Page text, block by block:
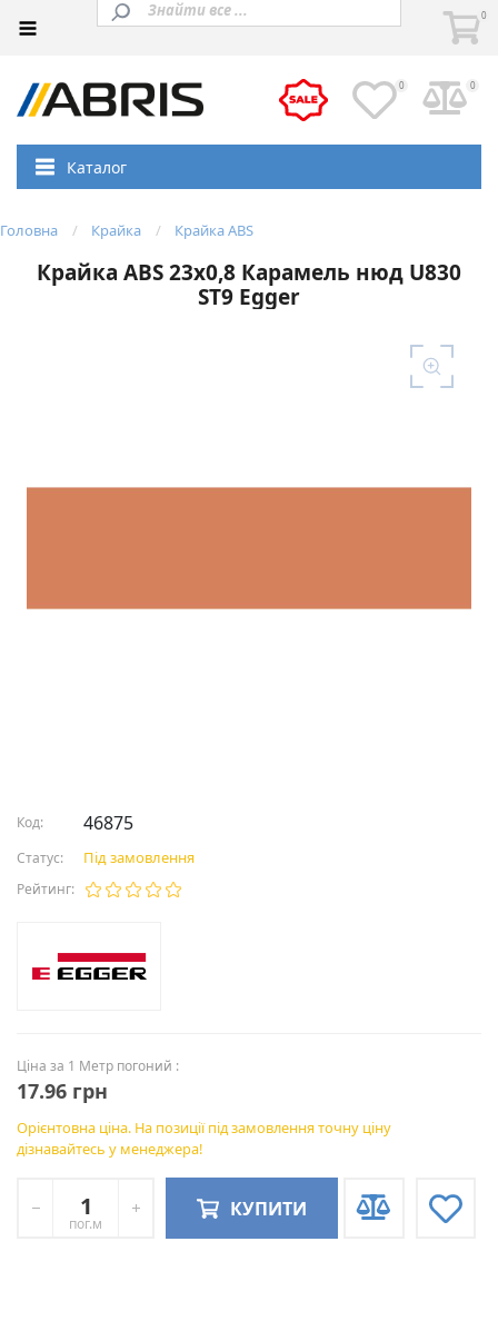
0
0 0
Каталог
Головна Крайка Крайка ABS
Крайка ABS 23х0,8 Карамель нюд U830
ST9 Egger
Код: 46875
Статус: Під замовлення
Рейтинг:
Ціна за 1 Метр погоний :
17.96 грн
Орієнтовна ціна. На позиції під замовлення точну ціну
дізнавайтесь у менеджера!
пог.м
КУПИТИ